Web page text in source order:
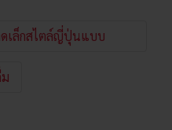
ดเล็กสไตล์ญี่ปุ่นแบบ